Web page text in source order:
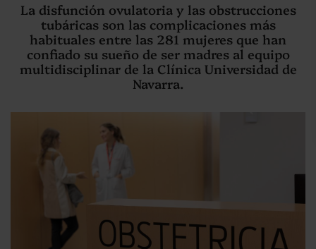
La disfunción ovulatoria y las obstrucciones
tubáricas son las complicaciones más
habituales entre las 281 mujeres que han
confiado su sueño de ser madres al equipo
multidisciplinar de la Clínica Universidad de
Navarra.